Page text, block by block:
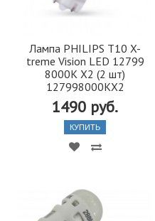
Лампа PHILIPS T10 X-
treme Vision LED 12799
8000K X2 (2 шт)
127998000KX2
1490 руб.
КУПИТЬ